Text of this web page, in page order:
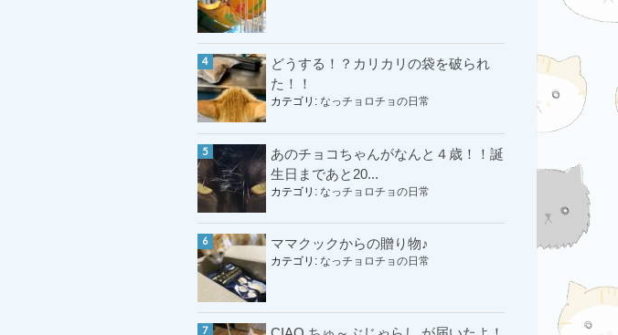
どうする！？カリカリの袋を破られ
た！！
カテゴリ: なっチョロチョの日常
あのチョコちゃんがなんと４歳！！誕
生日まであと20...
カテゴリ: なっチョロチョの日常
ママクックからの贈り物♪
カテゴリ: なっチョロチョの日常